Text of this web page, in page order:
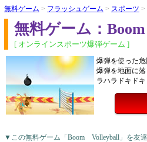
無料ゲーム > フラッシュゲーム > スポーツ >
無料ゲーム：
[ オンラインスポーツ爆弾ゲーム ]
爆弾を使った
爆弾を地面に
ラハラドキド
▼この無料ゲーム「Boom Volleyball」を友